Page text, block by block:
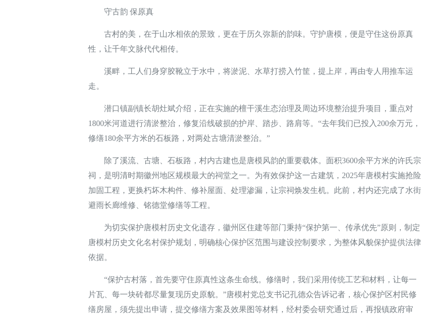
守古韵 保原真
古村的美，在于山水相依的景致，更在于历久弥新的韵味。守护唐模，便是守住这份原真
性，让千年文脉代代相传。
溪畔，工人们身穿胶靴立于水中，将淤泥、水草打捞入竹筐，提上岸，再由专人用推车运
走。
潜口镇副镇长胡灶斌介绍，正在实施的檀干溪生态治理及周边环境整治提升项目，重点对
1800米河道进行清淤整治，修复沿线破损的护岸、踏步、路肩等。“去年我们已投入200余万元，
修缮180余平方米的石板路，对两处古塘清淤整治。”
除了溪流、古塘、石板路，村内古建也是唐模风韵的重要载体。面积3600余平方米的许氏宗
祠，是明清时期徽州地区规模最大的祠堂之一。为有效保护这一古建筑，2025年唐模村实施抢险
加固工程，更换朽坏木构件、修补屋面、处理渗漏，让宗祠焕发生机。此前，村内还完成了水街
避雨长廊维修、铭德堂修缮等工程。
为切实保护唐模村历史文化遗存，徽州区住建等部门秉持“保护第一、传承优先”原则，制定
唐模村历史文化名村保护规划，明确核心保护区范围与建设控制要求，为整体风貌保护提供法律
依据。
“保护古村落，首先要守住原真性这条生命线。修缮时，我们采用传统工艺和材料，让每一
片瓦、每一块砖都尽量复现历史原貌。”唐模村党总支书记孔德众告诉记者，核心保护区村民修
缮房屋，须先提出申请，提交修缮方案及效果图等材料，经村委会研究通过后，再报镇政府审